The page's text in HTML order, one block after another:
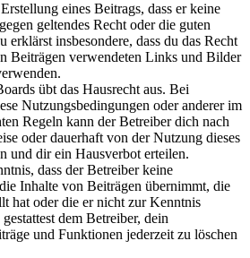
eines Beitrags, dass er keine
geltendes Recht oder die guten
erklärst insbesondere, dass du das Recht
Beiträgen verwendeten Links und Bilder
übt das Hausrecht aus. Bei
Nutzungsbedingungen oder anderer im
Regeln kann der Betreiber dich nach
oder dauerhaft von der Nutzung dieses
und dir ein Hausverbot erteilen.
dass der Betreiber keine
Inhalte von Beiträgen übernimmt, die
hat oder die er nicht zur Kenntnis
dem Betreiber, dein
und Funktionen jederzeit zu löschen